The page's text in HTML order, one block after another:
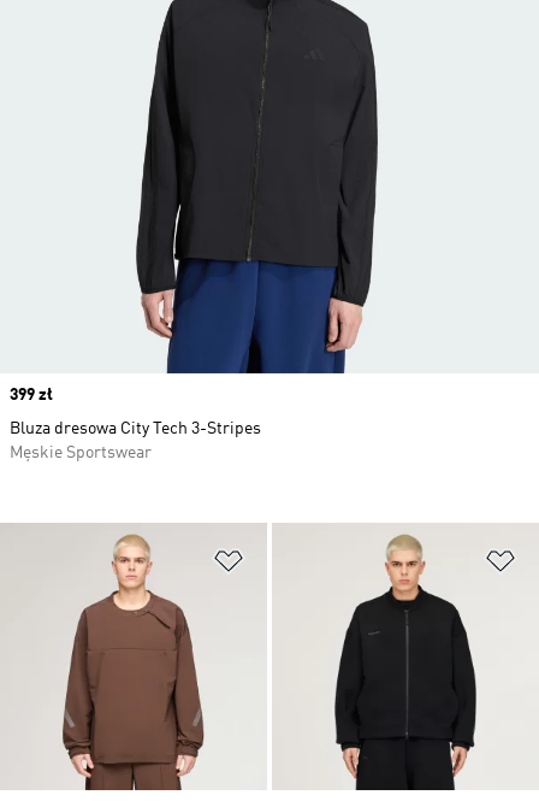
Dodaj do listy życzeń
Price
399 zł
Bluza dresowa City Tech 3-Stripes
Męskie Sportswear